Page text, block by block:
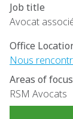
Job title
Avocat
Office
Nous
Areas of focus
RSM Avocats